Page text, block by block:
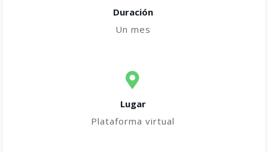
Duración
Un mes
Lugar
Plataforma virtual